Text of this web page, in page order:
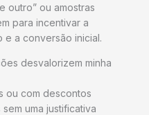
outro” ou amostras
para incentivar a
a conversão inicial.
desvalorizem minha
ou com descontos
uma justificativa